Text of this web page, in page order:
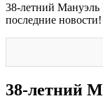
38-летний Мануэль
последние новости!
38-летний